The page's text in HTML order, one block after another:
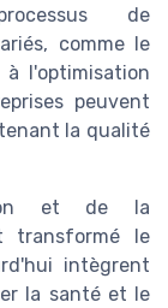
de
comme le
l'optimisation
peuvent
la qualité
et de la
transformé le
intègrent
la santé et le